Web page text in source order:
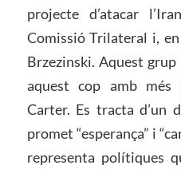
projecte d’atacar
Comissió Trilateral i,
Brzezinski. Aquest
aquest cop amb més
Carter. Es tracta d’un
promet “esperança” i
representa polítiques